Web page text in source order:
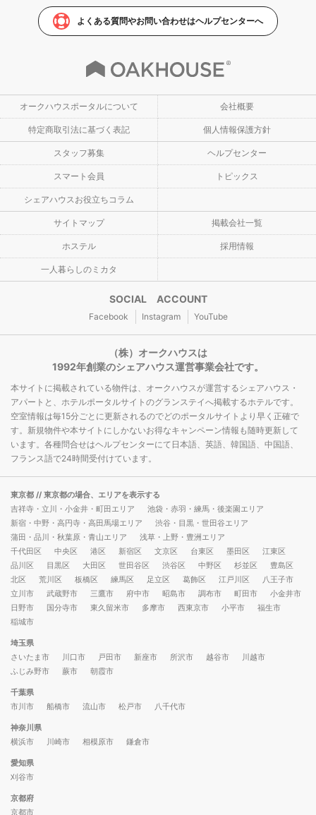
よくある質問やお問い合わせはヘルプセンターへ
オークハウスポータルについて 会社概要
特定商取引法に基づく表記 個人情報保護方針
スタッフ募集 ヘルプセンター
スマート会員 トピックス
シェアハウスお役立ちコラム
サイトマップ 掲載会社一覧
ホステル 採用情報
一人暮らしのミカタ
SOCIAL ACCOUNT
Facebook Instagram YouTube
（株）オークハウスは
1992年創業のシェアハウス運営事業会社です。
本サイトに掲載されている物件は、オークハウスが運営するシェアハウス・
アパートと、ホテルポータルサイトのグランステイへ掲載するホテルです。
空室情報は毎15分ごとに更新されるのでどのポータルサイトより早く正確で
す。新規物件や本サイトにしかないお得なキャンペーン情報も随時更新して
います。各種問合せはヘルプセンターにて日本語、英語、韓国語、中国語、
フランス語で24時間受付けています。
東京都 // 東京都の場合、エリアを表示する
吉祥寺・立川・小金井・町田エリア
池袋・赤羽・練馬・後楽園エリア
新宿・中野・高円寺・高田馬場エリア
渋谷・目黒・世田谷エリア
蒲田・品川・秋葉原・青山エリア
浅草・上野・豊洲エリア
千代田区
中央区 港区 新宿区 文京区 台東区 墨田区
江東区
品川区
目黒区 大田区 世田谷区 渋谷区 中野区 杉並区
豊島区
北区
荒川区 板橋区 練馬区 足立区 葛飾区 江戸川区
八王子市
立川市
武蔵野市 三鷹市 府中市 昭島市 調布市 町田市
小金井市
日野市
国分寺市 東久留米市 多摩市 西東京市 小平市
福生市
稲城市
埼玉県
さいたま市
川口市 戸田市 新座市 所沢市 越谷市
川越市
ふじみ野市
蕨市 朝霞市
千葉県
市川市
船橋市 流山市 松戸市 八千代市
神奈川県
横浜市
川崎市 相模原市 鎌倉市
愛知県
刈谷市
京都府
京都市